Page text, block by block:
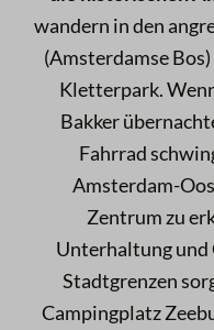
wandern in den
(Amsterdamse
Kletterpark.
Bakker
Fahrrad
Amsterdam-
Zentrum zu
Unterhaltung und
Stadtgrenzen
Campingplatz